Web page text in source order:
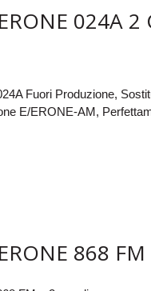
024A 2
Fuori Produzione,
E/ERONE-AM,
868